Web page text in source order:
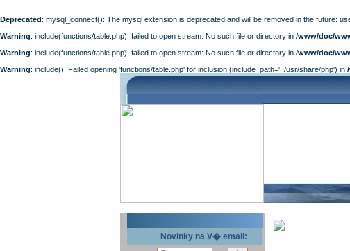
Deprecated: mysql_connect(): The mysql extension is deprecated and will be removed in the future:
Warning: include(functions/table.php): failed to open stream: No such file or directory in /www/doc/
Warning: include(functions/table.php): failed to open stream: No such file or directory in /www/doc/
Warning: include(): Failed opening 'functions/table.php' for inclusion (include_path='.:/usr/share/php') in
Novinky na V� email: